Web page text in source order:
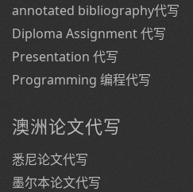
annotated bibliography代写
Diploma Assignment 代写
Presentation 代写
Programming 编程代写
澳洲论文代写
悉尼论文代写
墨尔本论文代写